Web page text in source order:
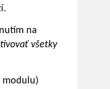
na
všetky
modulu)